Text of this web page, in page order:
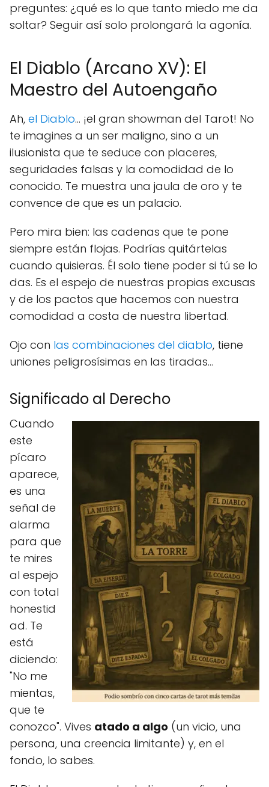
preguntes: ¿qué es lo que tanto miedo me da
soltar? Seguir así solo prolongará la agonía.
El Diablo (Arcano XV): El
Maestro del Autoengaño
Ah, el Diablo... ¡el gran showman del Tarot! No
te imagines a un ser maligno, sino a un
ilusionista que te seduce con placeres,
seguridades falsas y la comodidad de lo
conocido. Te muestra una jaula de oro y te
convence de que es un palacio.
Pero mira bien: las cadenas que te pone
siempre están flojas. Podrías quitártelas
cuando quisieras. Él solo tiene poder si tú se lo
das. Es el espejo de nuestras propias excusas
y de los pactos que hacemos con nuestra
comodidad a costa de nuestra libertad.
Ojo con las combinaciones del diablo, tiene
uniones peligrosísimas en las tiradas...
Significado al Derecho
Cuando
este
pícaro
aparece,
es una
señal de
alarma
para que
te mires
al espejo
con total
honestid
ad. Te
está
diciendo:
"No me
mientas,
que te
conozco". Vives atado a algo (un vicio, una
persona, una creencia limitante) y, en el
fondo, lo sabes.